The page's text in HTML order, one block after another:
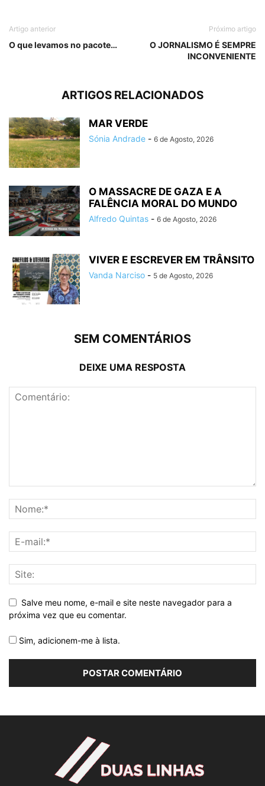
Artigo anterior
O que levamos no pacote…
Próximo artigo
O JORNALISMO É SEMPRE
INCONVENIENTE
ARTIGOS RELACIONADOS
MAR VERDE
Sónia Andrade - 6 de Agosto, 2026
O MASSACRE DE GAZA E A
FALÊNCIA MORAL DO MUNDO
Alfredo Quintas - 6 de Agosto, 2026
VIVER E ESCREVER EM TRÂNSITO
Vanda Narciso - 5 de Agosto, 2026
SEM COMENTÁRIOS
DEIXE UMA RESPOSTA
Salve meu nome, e-mail e site neste navegador para a
próxima vez que eu comentar.
Sim, adicionem-me à lista.